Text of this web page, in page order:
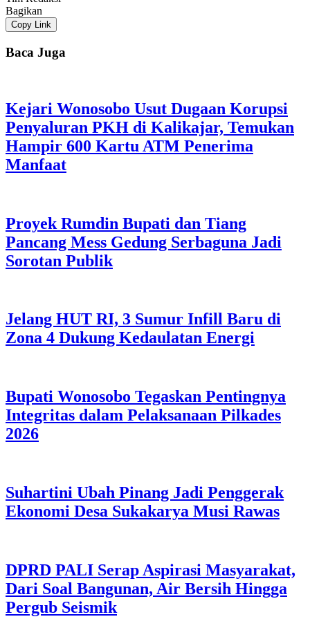
Bagikan
Copy Link
Baca Juga
Kejari Wonosobo Usut Dugaan Korupsi
Penyaluran PKH di Kalikajar, Temukan
Hampir 600 Kartu ATM Penerima
Manfaat
Proyek Rumdin Bupati dan Tiang
Pancang Mess Gedung Serbaguna Jadi
Sorotan Publik
Jelang HUT RI, 3 Sumur Infill Baru di
Zona 4 Dukung Kedaulatan Energi
Bupati Wonosobo Tegaskan Pentingnya
Integritas dalam Pelaksanaan Pilkades
2026
Suhartini Ubah Pinang Jadi Penggerak
Ekonomi Desa Sukakarya Musi Rawas
DPRD PALI Serap Aspirasi Masyarakat,
Dari Soal Bangunan, Air Bersih Hingga
Pergub Seismik